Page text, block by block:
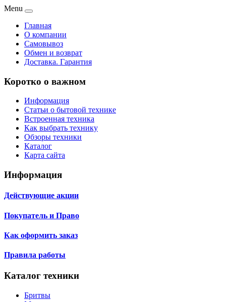
Menu
Главная
О компании
Самовывоз
Обмен и возврат
Доставка. Гарантия
Коротко о важном
Информация
Статьи о бытовой технике
Встроенная техника
Как выбрать технику
Обзоры техники
Каталог
Карта сайта
Информация
Действующие акции
Покупатель и Право
Как оформить заказ
Правила работы
Каталог техники
Бритвы